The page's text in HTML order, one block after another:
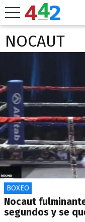
NOCAUT
BOXEO
Nocaut
segundos y se